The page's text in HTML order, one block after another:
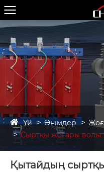
Үй Өнімдер
Сыртқы жоғары
Қытайдың